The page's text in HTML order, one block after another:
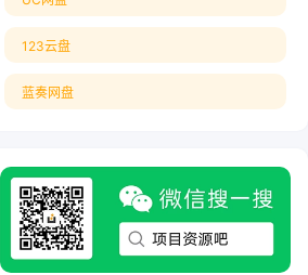
123云盘
蓝奏网盘